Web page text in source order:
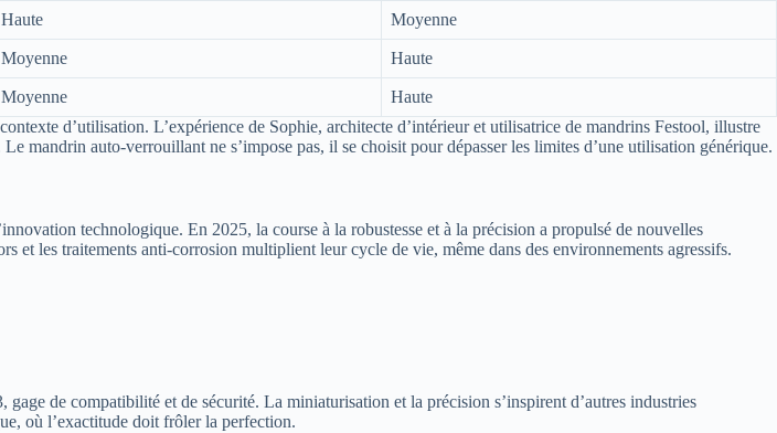
Haute Moyenne
Moyenne Haute
Moyenne
Haute
d’utilisation. L’expérience de Sophie, architecte d’intérieur et utilisatrice de mandrins Festool, illustre
mandrin auto-verrouillant ne s’impose pas, il se choisit pour dépasser les limites d’une utilisation générique.
technologique. En 2025, la course à la robustesse et à la précision a propulsé de nouvelles
et les traitements anti-corrosion multiplient leur cycle de vie, même dans des environnements agressifs.
de compatibilité et de sécurité. La miniaturisation et la précision s’inspirent d’autres industries
où l’exactitude doit frôler la perfection.